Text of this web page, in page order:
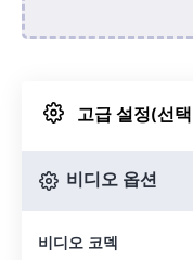
고급 설정(선
비디오 옵션
비디오 코덱